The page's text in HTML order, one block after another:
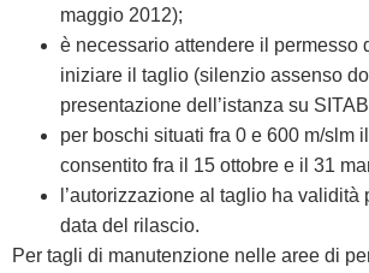
maggio 2012);
è necessario attendere il permesso
iniziare il taglio (silenzio assenso
presentazione dell’istanza su
per boschi situati fra 0 e 600 m/slm
consentito fra il 15 ottobre e il 31
l’autorizzazione al taglio ha validità
data del rilascio.
Per tagli di manutenzione nelle aree di